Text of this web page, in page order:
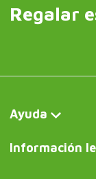
Regalar
Ayuda
Información